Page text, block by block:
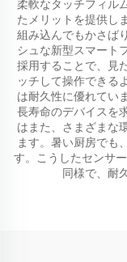
柔軟なタッチフィル
たメリットを提供し
組み込んでもかさば
シュな新型スマート
採用することで、見
ッチして操作できる
は耐久性に優れてい
長寿命のデバイスを
はまた、さまざまな
ます。暑い厨房でも
す。こうしたセンサ
同様で、耐